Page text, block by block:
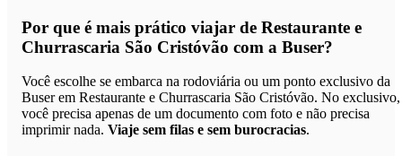
Por que é mais prático viajar de Restaurante e
Churrascaria São Cristóvão com a Buser?
Você escolhe se embarca na rodoviária ou um ponto exclusivo da
Buser em Restaurante e Churrascaria São Cristóvão. No exclusivo,
você precisa apenas de um documento com foto e não precisa
imprimir nada. Viaje sem filas e sem burocracias.